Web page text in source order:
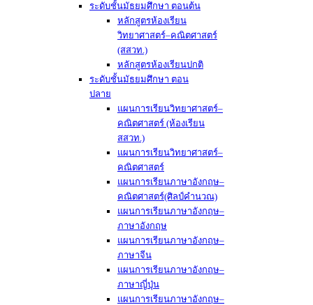
ระดับชั้นมัธยมศึกษา ตอนต้น
หลักสูตรห้องเรียน
วิทยาศาสตร์–คณิตศาสตร์
(สสวท.)
หลักสูตรห้องเรียนปกติ
ระดับชั้นมัธยมศึกษา ตอน
ปลาย
แผนการเรียนวิทยาศาสตร์–
คณิตศาสตร์ (ห้องเรียน
สสวท.)
แผนการเรียนวิทยาศาสตร์–
คณิตศาสตร์
แผนการเรียนภาษาอังกฤษ–
คณิตศาสตร์(ศิลป์คำนวณ)
แผนการเรียนภาษาอังกฤษ–
ภาษาอังกฤษ
แผนการเรียนภาษาอังกฤษ–
ภาษาจีน
แผนการเรียนภาษาอังกฤษ–
ภาษาญี่ปุ่น
แผนการเรียนภาษาอังกฤษ–